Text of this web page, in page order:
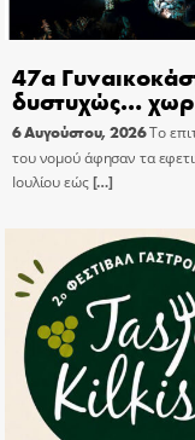
47α
δυστυχώς…
6 Αυγούστου, 2026Το
του νομού άφησαν τα
Ιουλίου εώς[…]